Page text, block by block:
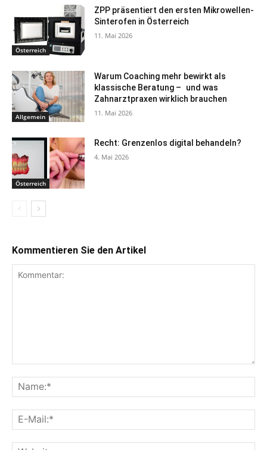
Österreich
ZPP präsentiert den ersten Mikrowellen-
Sinterofen in Österreich
11. Mai 2026
Allgemein
Warum Coaching mehr bewirkt als
klassische Beratung – und was
Zahnarztpraxen wirklich brauchen
11. Mai 2026
Österreich
Recht: Grenzenlos digital behandeln?
4. Mai 2026
Kommentieren Sie den Artikel